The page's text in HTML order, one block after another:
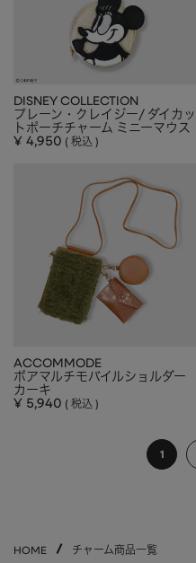
DISNEY COLLECTION
プレーン・クレイジー/ ダイカッ
トポーチチャーム ミニーマウス
¥ 4,950 税込
ACCOMMODE
ボアマルチモバイルショルダー
カーキ
¥ 5,940 税込
1
HOME チャーム商品一覧